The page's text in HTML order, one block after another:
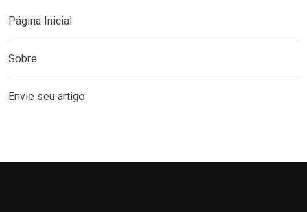
Página Inicial
Sobre
Envie seu artigo